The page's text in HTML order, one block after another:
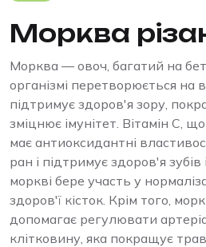
Морква
Морква — овоч, багатий на
організмі перетворюється на
підтримує здоров'я зору,
зміцнює імунітет. Вітамін C,
має антиоксидантні
ран і підтримує здоров'я зубів
моркві бере участь у
здоров'ї кісток. Крім того,
допомагає регулювати
клітковину, яка покращує